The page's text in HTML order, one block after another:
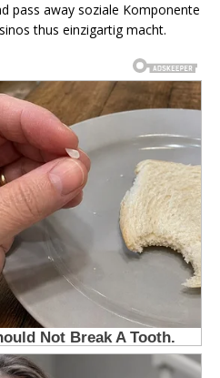
pass away soziale Komponente
thus einzigartig macht.